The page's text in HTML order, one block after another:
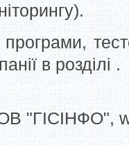
в розділі .
"ГІСІНФО",